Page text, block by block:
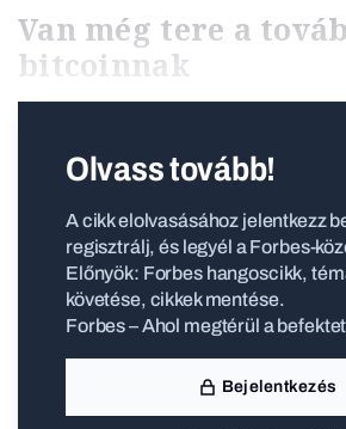
Van még tere a
bitcoinnak
Olvass tovább!
A cikk elolvasásához jelentkezz
regisztrálj, és legyél a Forbes-
Előnyök: Forbes hangoscikk,
követése, cikkek mentése.
Forbes – Ahol megtérül a
Bejelentkezés